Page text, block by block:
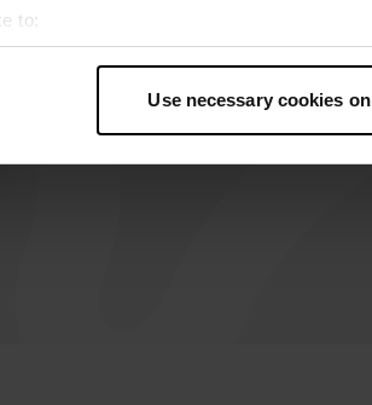
to:
geographical location which can be
personal data is processed and set your
Use necessary cookies